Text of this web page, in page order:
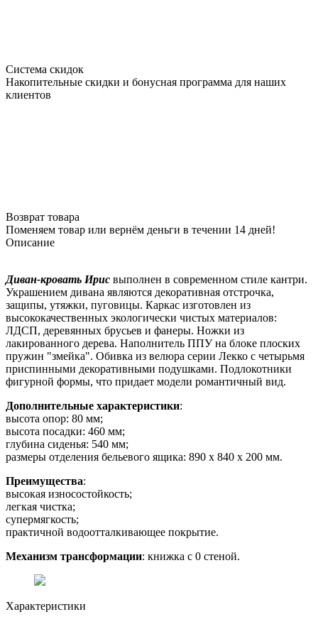
Система скидок
Накопительные скидки и бонусная программа для наших
клиентов
Возврат товара
Поменяем товар или вернём деньги в течении 14 дней!
Описание
Диван-кровать Ирис выполнен в современном стиле кантри.
Украшением дивана являются декоративная отстрочка,
защипы, утяжки, пуговицы. Каркас изготовлен из
высококачественных экологически чистых материалов:
ЛДСП, деревянных брусьев и фанеры. Ножки из
лакированного дерева. Наполнитель ППУ на блоке плоских
пружин "змейка". Обивка из велюра серии Лекко с четырьмя
приспинными декоративными подушками. Подлокотники
фигурной формы, что придает модели романтичный вид.
Дополнительные характеристики:
высота опор: 80 мм;
высота посадки: 460 мм;
глубина сиденья: 540 мм;
размеры отделения бельевого ящика: 890 x 840 x 200 мм.
Преимущества:
высокая износостойкость;
легкая чистка;
супермягкость;
практичной водоотталкивающее покрытие.
Механизм трансформации: книжка с 0 стеной.
Характеристики